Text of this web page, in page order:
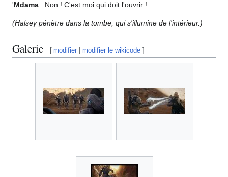
'Mdama : Non ! C'est moi qui doit l'ouvrir !
(Halsey pénètre dans la tombe, qui s'illumine de l'intérieur.)
Galerie [ modifier |modifier le wikicode ]